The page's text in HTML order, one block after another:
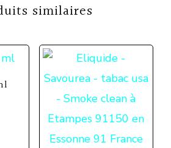
similaires